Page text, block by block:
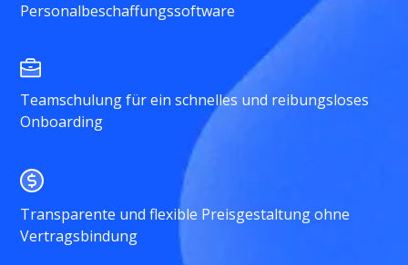
Personalbeschaffungssoftware
Teamschulung für ein schnelles und reibungsloses
Onboarding
Transparente und flexible Preisgestaltung ohne
Vertragsbindung